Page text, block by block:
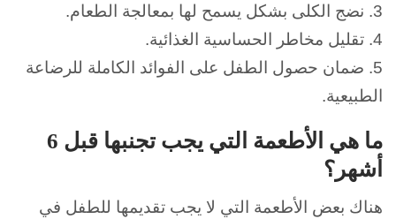
3. نضج الكلى بشكل يسمح لها بمعالجة الطعام.
4. تقليل مخاطر الحساسية الغذائية.
5. ضمان حصول الطفل على الفوائد الكاملة للرضاعة
الطبيعية.
ما هي الأطعمة التي يجب تجنبها قبل 6
أشهر؟
هناك بعض الأطعمة التي لا يجب تقديمها للطفل في